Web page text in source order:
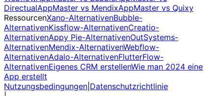
DirectualAppMaster vs MendixAppMaster vs Quixy
RessourcenXano-AlternativenBubble-
AlternativenKissflow-AlternativenCreatio-
AlternativenAppy Pie-AlternativenOutSystems-
AlternativenMendix-AlternativenWebflow-
AlternativenAdalo-AlternativenFlutterFlow-
AlternativenEigenes CRM erstellenWie man 2024 eine
App erstellt
Nutzungsbedingungen Datenschutzrichtlinie